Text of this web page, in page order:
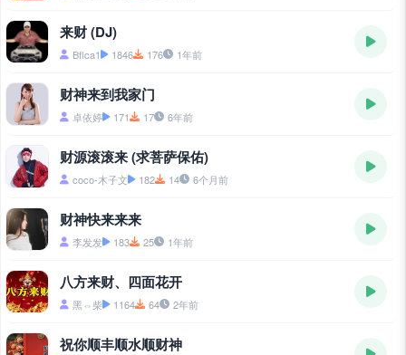
来财 (DJ)
Bflca1 1846 176 1年前
财神来到我家门
卓依婷 171 17 6年前
财源滚滚来 (求菩萨保佑)
coco-木子文 182 14 6个月前
财神快来来来
李发发 183 25 1年前
八方来财、四面花开
黑⇔柴 1164 64 2年前
祝你顺丰顺水顺财神